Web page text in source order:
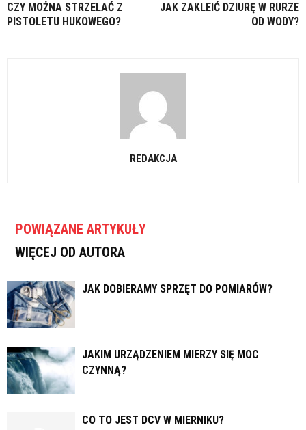
CZY MOŻNA STRZELAĆ Z
PISTOLETU HUKOWEGO?
JAK ZAKLEIĆ DZIURĘ W RURZE
OD WODY?
REDAKCJA
POWIĄZANE ARTYKUŁY
WIĘCEJ OD AUTORA
JAK DOBIERAMY SPRZĘT DO POMIARÓW?
JAKIM URZĄDZENIEM MIERZY SIĘ MOC
CZYNNĄ?
CO TO JEST DCV W MIERNIKU?